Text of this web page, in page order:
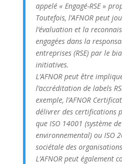
appelé « Engagé-RSE »
Toutefois, l’AFNOR peut
l’évaluation et la
engagées dans la
entreprises (RSE) par le
initiatives.
L’AFNOR peut être
l’accréditation de labels
exemple, l’AFNOR
délivrer des certifications
que ISO 14001 (système
environnemental) ou ISO
sociétale des
L’AFNOR peut également